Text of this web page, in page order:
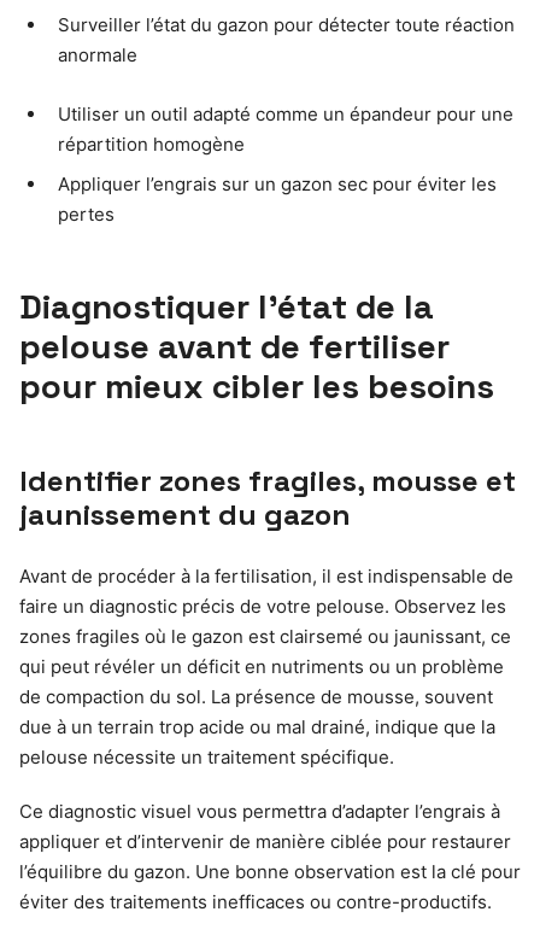
Surveiller l’état du gazon pour détecter toute réaction
anormale
Utiliser un outil adapté comme un épandeur pour une
répartition homogène
Appliquer l’engrais sur un gazon sec pour éviter les
pertes
Diagnostiquer l’état de la
pelouse avant de fertiliser
pour mieux cibler les besoins
Identifier zones fragiles, mousse et
jaunissement du gazon
Avant de procéder à la fertilisation, il est indispensable de
faire un diagnostic précis de votre pelouse. Observez les
zones fragiles où le gazon est clairsemé ou jaunissant, ce
qui peut révéler un déficit en nutriments ou un problème
de compaction du sol. La présence de mousse, souvent
due à un terrain trop acide ou mal drainé, indique que la
pelouse nécessite un traitement spécifique.
Ce diagnostic visuel vous permettra d’adapter l’engrais à
appliquer et d’intervenir de manière ciblée pour restaurer
l’équilibre du gazon. Une bonne observation est la clé pour
éviter des traitements inefficaces ou contre-productifs.